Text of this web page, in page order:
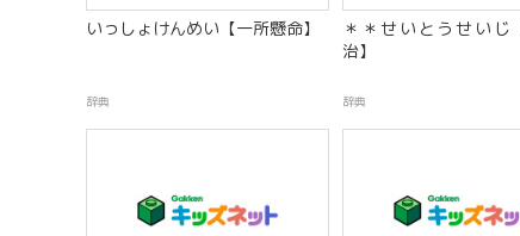
いっしょけんめい【一所懸命】
辞典
＊＊せいとうせいじ
治】
辞典